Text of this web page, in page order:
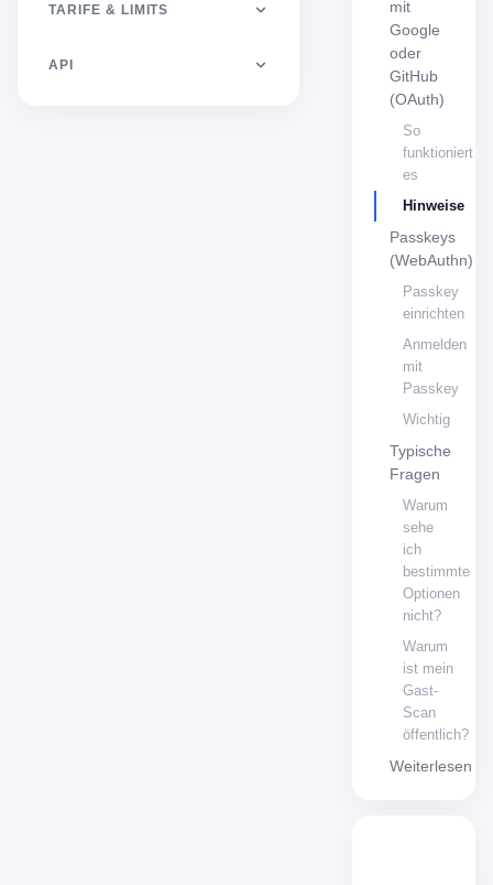
TARIFE & LIMITS
API
mit
Google
oder
GitHub
(OAuth)
So
funktioniert
es
Hinweise
Passkeys
(WebAuthn)
Passkey
einrichten
Anmelden
mit
Passkey
Wichtig
Typische
Fragen
Warum
sehe
ich
bestimmte
Optionen
nicht?
Warum
ist mein
Gast-
Scan
öffentlich?
Weiterlesen